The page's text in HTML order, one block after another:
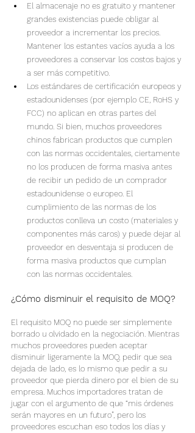
El almacenaje no es gratuito y mantener
grandes existencias puede obligar al
proveedor a incrementar los precios.
Mantener los estantes vacíos ayuda a los
proveedores a conservar los costos bajos y
a ser más competitivo.
Los estándares de certificación europeos y
estadounidenses (por ejemplo CE, RoHS y
FCC) no aplican en otras partes del
mundo. Si bien, muchos proveedores
chinos fabrican productos que cumplen
con las normas occidentales, ciertamente
no los producen de forma masiva antes
de recibir un pedido de un comprador
estadounidense o europeo. El
cumplimiento de las normas de los
productos conlleva un costo (materiales y
componentes más caros) y puede dejar al
proveedor en desventaja si producen de
forma masiva productos que cumplan
con las normas occidentales.
¿Cómo disminuir el requisito de MOQ?
El requisito MOQ no puede ser simplemente
borrado u olvidado en la negociación. Mientras
muchos proveedores pueden aceptar
disminuir ligeramente la MOQ, pedir que sea
dejada de lado, es lo mismo que pedir a su
proveedor que pierda dinero por el bien de su
empresa. Muchos importadores tratan de
jugar con el argumento de que “mis órdenes
serán mayores en un futuro”, pero los
proveedores escuchan eso todos los días y